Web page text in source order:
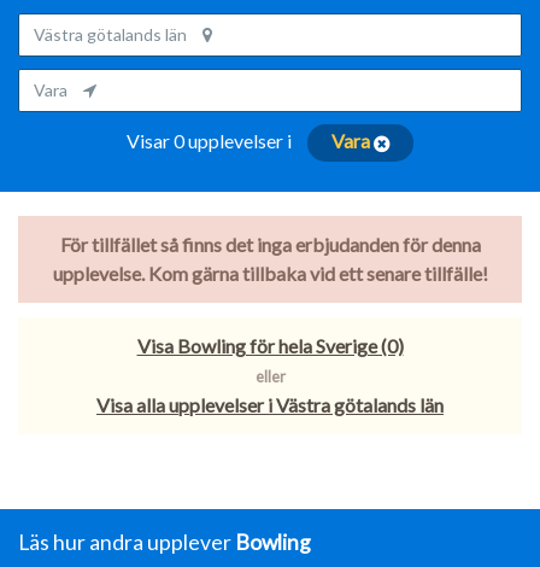
Västra götalands län
Vara
Visar 0 upplevelser i Vara
För tillfället så finns det inga erbjudanden för denna
upplevelse. Kom gärna tillbaka vid ett senare tillfälle!
Visa Bowling för hela Sverige (0)
eller
Visa alla upplevelser i Västra götalands län
Läs hur andra upplever Bowling